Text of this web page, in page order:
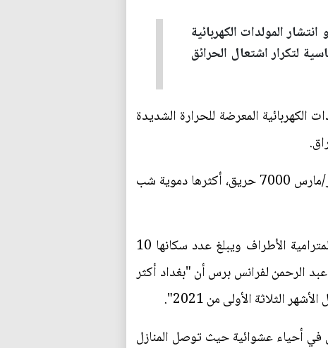
المولدات الكهربائية
لتكرار اشتعال الحرائق
الكهربائية المعرضة للحرارة الشديدة
تكاد الحرائق ان تكون مشهداً يوميا في البلاد حيث سجلت وزارة الداخلية بين كانون الثاني/يناير وآذار/مارس 7000 حريق، أكثرها دموية شب
قتل 82 شخصا وأصيب 110 آخرون في هذا الحادث الذي أثار صدمة وغضبًا عارمًا، وتُبتلى بغداد المترامية الأطراف ويبلغ عدد سكانها 10
الرحمن لفرانس برس أن "بغداد أكثر
من حالة من الفوضى العمرانية. إذ يعيش واحد تقريبًا من كل 10 أشخاص في أحياء عشوائية حيث توصل المنازل